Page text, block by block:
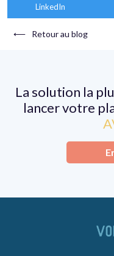
LinkedIn
⟵ Retour au blog
La solution la
lancer votre